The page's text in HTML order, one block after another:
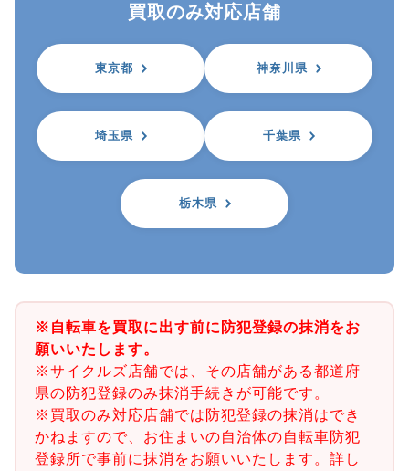
買取のみ対応店舗
東京都 神奈川県
埼玉県 千葉県
栃木県
※自転車を買取に出す前に防犯登録の抹消をお
願いいたします。
※サイクルズ店舗では、その店舗がある都道府
県の防犯登録のみ抹消手続きが可能です。
※買取のみ対応店舗では防犯登録の抹消はでき
かねますので、お住まいの自治体の自転車防犯
登録所で事前に抹消をお願いいたします。詳し